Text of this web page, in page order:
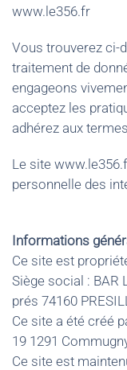
www.le356.fr
Vous trouverez ci-
traitement de
engageons
acceptez les
adhérez aux
Le site
personnelle des
Informations
Ce site est
Siège social : BAR
prés 74160
Ce site a été créé
19 1291
Ce site est